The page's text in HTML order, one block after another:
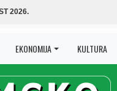
2026.
EKONOMIJA KULTURA